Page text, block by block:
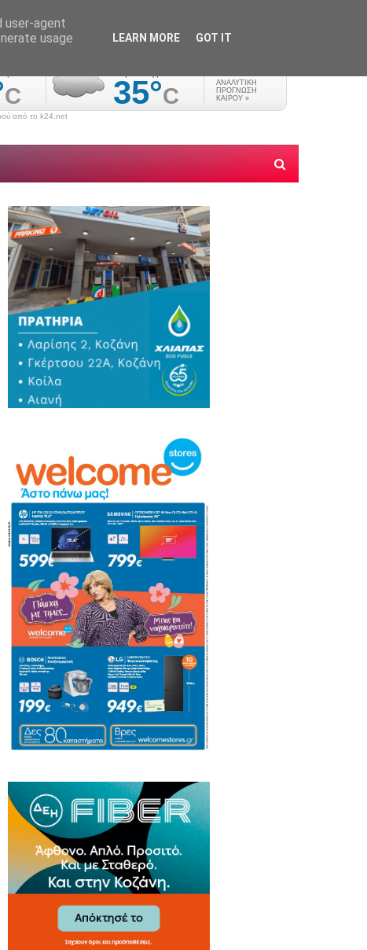
από το k24.net
user-agent
usage
LEARN MORE GOT IT